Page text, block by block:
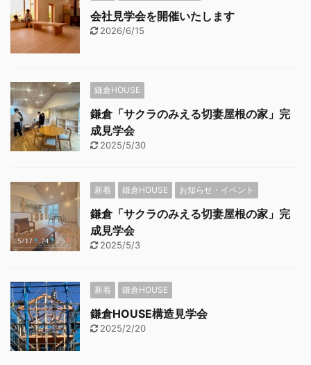
会社見学会を開催いたします
2026/6/15
鎌倉HOUSE
鎌倉「サクラのみえる切妻屋根の家」完
成見学会
2025/5/30
新着 鎌倉HOUSE お知らせ・イベント
鎌倉「サクラのみえる切妻屋根の家」完
成見学会
2025/5/3
新着 鎌倉HOUSE
鎌倉HOUSE構造見学会
2025/2/20